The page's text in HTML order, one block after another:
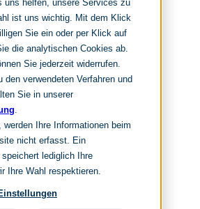
uns helfen, unsere Services zu
ist uns wichtig. Mit dem Klick
Sie ein oder per Klick auf
die analytischen Cookies ab.
Sie jederzeit widerrufen.
den verwendeten Verfahren und
Sie in unserer
.
werden Ihre Informationen beim
nicht erfasst. Ein
lediglich Ihre
Ihre Wahl respektieren.
Suchen
consulting